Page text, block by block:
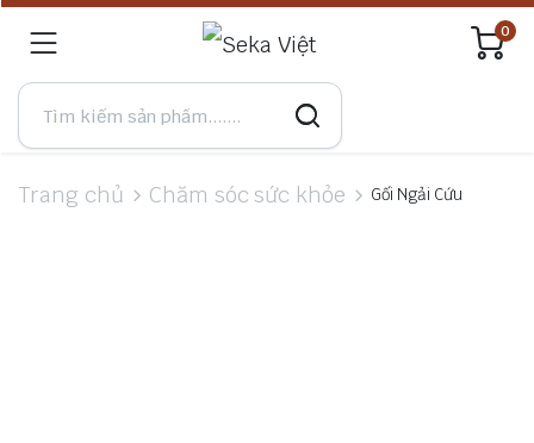
0
Trang chủ Chăm sóc sức khỏe Gối Ngải Cứu